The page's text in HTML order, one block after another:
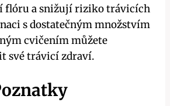
flóru⁢ a ‍snižují ⁢riziko⁣ trávicích
s dostatečným množstvím
‍cvičením můžete
své trávicí zdraví.